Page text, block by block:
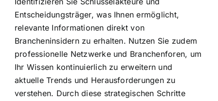
Entscheidungsträger, was Ihnen ermöglicht,
relevante Informationen direkt von
Brancheninsidern zu erhalten. Nutzen Sie zudem
professionelle Netzwerke und Branchenforen, um
Ihr Wissen kontinuierlich zu erweitern und
aktuelle Trends und Herausforderungen zu
verstehen. Durch diese strategischen Schritte